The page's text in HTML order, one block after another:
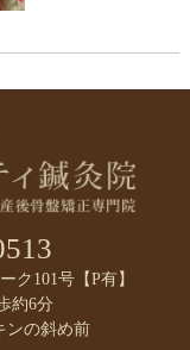
ク101号【P有】
約6分
ンの斜め前